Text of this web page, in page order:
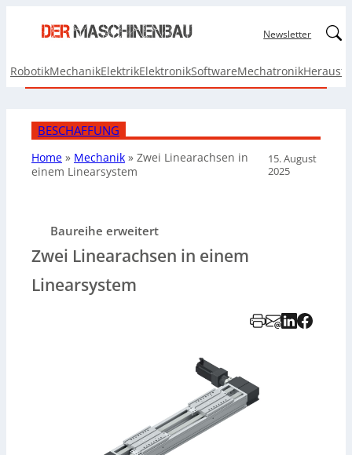
Newsletter
RobotikMechanikElektrikElektronikSoftwareMechatronik
BESCHAFFUNG
Home » Mechanik » Zwei Linearachsen in
einem Linearsystem
15. August
2025
Baureihe erweitert
Zwei Linearachsen in einem
Linearsystem